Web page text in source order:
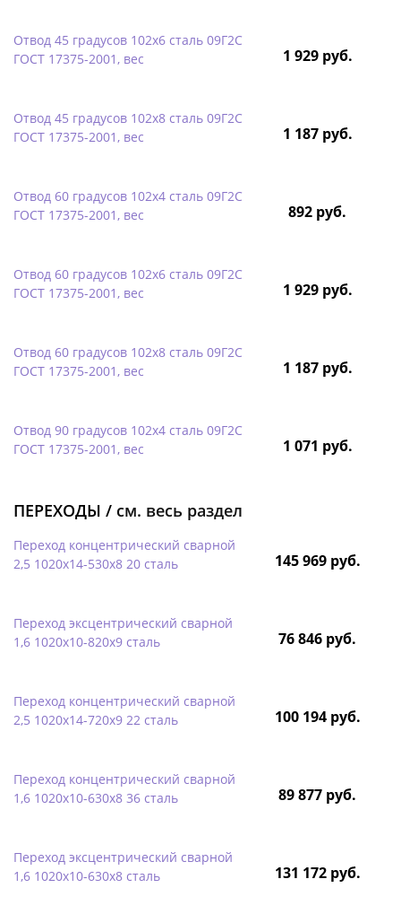
Отвод 45 градусов 102х6 сталь 09Г2С
ГОСТ 17375-2001, вес
1 929 руб.
Отвод 45 градусов 102х8 сталь 09Г2С
ГОСТ 17375-2001, вес
1 187 руб.
Отвод 60 градусов 102х4 сталь 09Г2С
ГОСТ 17375-2001, вес
892 руб.
Отвод 60 градусов 102х6 сталь 09Г2С
ГОСТ 17375-2001, вес
1 929 руб.
Отвод 60 градусов 102х8 сталь 09Г2С
ГОСТ 17375-2001, вес
1 187 руб.
Отвод 90 градусов 102х4 сталь 09Г2С
ГОСТ 17375-2001, вес
1 071 руб.
ПЕРЕХОДЫ / см. весь раздел
Переход концентрический сварной
2,5 1020х14-530х8 20 сталь
145 969 руб.
Переход эксцентрический сварной
1,6 1020х10-820х9 сталь
76 846 руб.
Переход концентрический сварной
2,5 1020х14-720х9 22 сталь
100 194 руб.
Переход концентрический сварной
1,6 1020х10-630х8 36 сталь
89 877 руб.
Переход эксцентрический сварной
1,6 1020х10-630х8 сталь
131 172 руб.